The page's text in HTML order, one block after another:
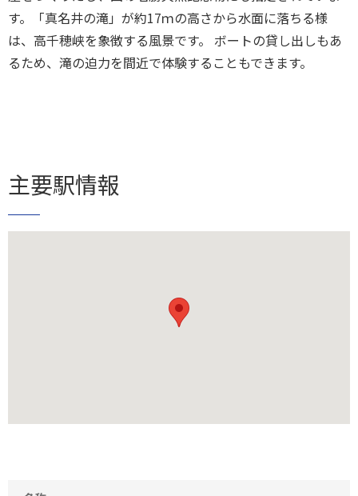
す。「真名井の滝」が約17ｍの高さから水面に落ちる様
は、高千穂峡を象徴する風景です。 ボートの貸し出しもあ
るため、滝の迫力を間近で体験することもできます。
主要駅情報